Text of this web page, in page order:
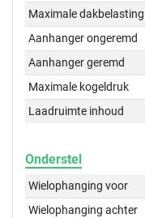
Maximale dakbelasting
Aanhanger ongeremd
Aanhanger geremd
Maximale kogeldruk
Laadruimte inhoud
Onderstel
Wielophanging voor
Wielophanging achter